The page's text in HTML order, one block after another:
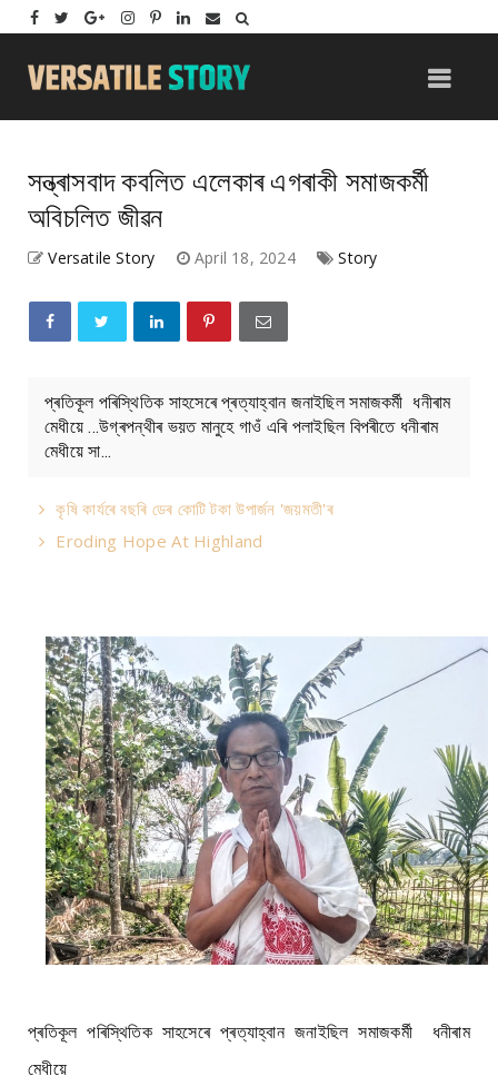
সন্ত্ৰাসবাদ কবলিত এলেকাৰ এগৰাকী সমাজকৰ্মী
অবিচলিত জীৱন
Versatile Story April 18, 2024 Story
প্ৰতিকূল পৰিস্থিতিক সাহসেৰে প্ৰত্যাহ্বান জনাইছিল সমাজকৰ্মী ধনীৰাম
মেধীয়ে ...উগ্ৰপন্থীৰ ভয়ত মানুহে গাওঁ এৰি পলাইছিল বিপৰীতে ধনীৰাম
মেধীয়ে সা...
কৃষি কাৰ্যৰে বছৰি ডেৰ কোটি টকা উপার্জন 'জয়মতী'ৰ
Eroding Hope At Highland
প্ৰতিকূল পৰিস্থিতিক সাহসেৰে প্ৰত্যাহ্বান জনাইছিল সমাজকৰ্মী ধনীৰাম
মেধীয়ে